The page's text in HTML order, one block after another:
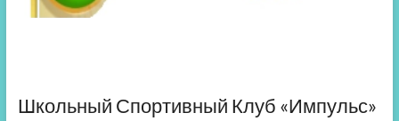
Школьный Спортивный Клуб «Импульс»